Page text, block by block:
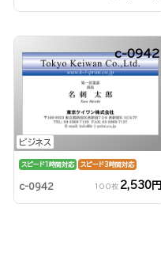
ビジネス
c-0942
スピード1時間対応 スピード3時間対応
c-0942 100枚 2,530円